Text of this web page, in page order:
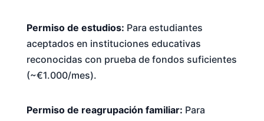
Permiso de estudios: Para estudiantes
aceptados en instituciones educativas
reconocidas con prueba de fondos suficientes
(~€1.000/mes).
Permiso de reagrupación familiar: Para